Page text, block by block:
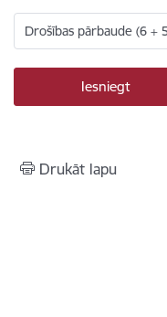
Drošības pārbaude (6 +
Drukāt lapu